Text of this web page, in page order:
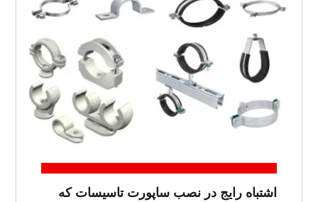
اشتباه رایج در نصب ساپورت تاسیسات که